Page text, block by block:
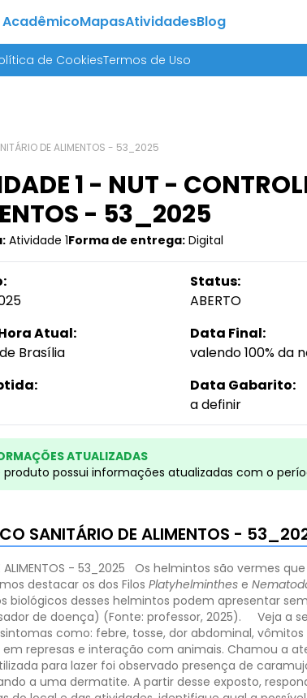
MapasAtividadesBlog
de CookiesTermos de Uso
DE ALIMENTOS - 53_2025
1 - NUT -
- 53_2025
Atividade 1Forma de entrega: Digital
Status:
ABERTO
Atual:
Brasília
Data Final:
valendo 100% da
Data Gabarito:
a definir
ATUALIZADAS
produto possui informações atualizadas com o
SANITÁRIO DE ALIMENTOS -
ALIMENTOS - 53_2025
Os helmintos são vermes
destacar os dos Filos Platyhelminthes e
biológicos desses helmintos podem apresentar
de doença) (Fonte: professor, 2025).
Veja a
como: febre, tosse, dor abdominal,
represas e interação com animais. Chamou a
para lazer foi observado presença de
a uma dermatite. A partir desse exposto,